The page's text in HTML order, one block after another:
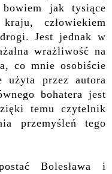
jak tysiące
człowiekiem
Jest jednak w
wrażliwość na
co mnie osobiście
użyta przez autora
bohatera jest
temu czytelnik
przemyśleń tego
Bolesława i